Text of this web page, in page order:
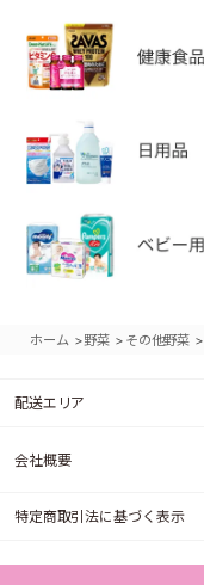
ホーム >野菜 > その他野菜 >
配送エリア
会社概要
特定商取引法に基づく表示